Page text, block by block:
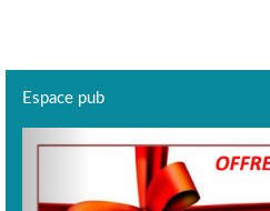
Espace pub